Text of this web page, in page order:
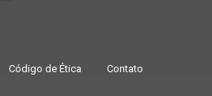
Código de Ética Contato